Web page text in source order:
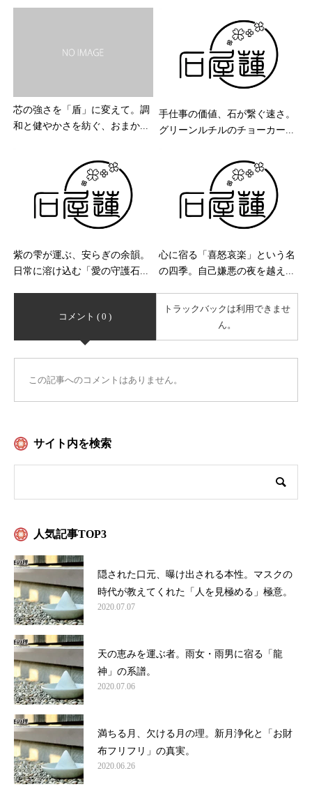
芯の強さを「盾」に変えて。調
和と健やかさを紡ぐ、おまか...
手仕事の価値、石が繋ぐ速さ。
グリーンルチルのチョーカー...
紫の雫が運ぶ、安らぎの余韻。
日常に溶け込む「愛の守護石...
心に宿る「喜怒哀楽」という名
の四季。自己嫌悪の夜を越え...
コメント ( 0 )
トラックバックは利用できませ
ん。
この記事へのコメントはありません。
サイト内を検索
人気記事TOP3
隠された口元、曝け出される本性。マスクの
時代が教えてくれた「人を見極める」極意。
2020.07.07
天の恵みを運ぶ者。雨女・雨男に宿る「龍
神」の系譜。
2020.07.06
満ちる月、欠ける月の理。新月浄化と「お財
布フリフリ」の真実。
2020.06.26